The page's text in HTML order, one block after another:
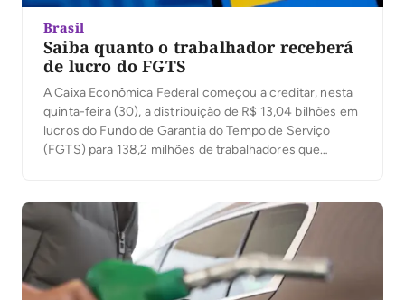
Brasil
Saiba quanto o trabalhador receberá
de lucro do FGTS
A Caixa Econômica Federal começou a creditar, nesta
quinta-feira (30), a distribuição de R$ 13,04 bilhões em
lucros do Fundo de Garantia do Tempo de Serviço
(FGTS) para 138,2 milhões de trabalhadores que
registrado pelo FGTS no […]